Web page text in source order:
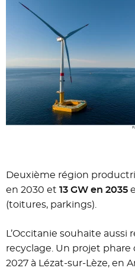
Deuxième région
en 2030 et 13 GW en 2035
(toitures, parkings).
L’Occitanie souhaite aussi
recyclage. Un projet phare
2027 à Lézat-sur-Lèze, en